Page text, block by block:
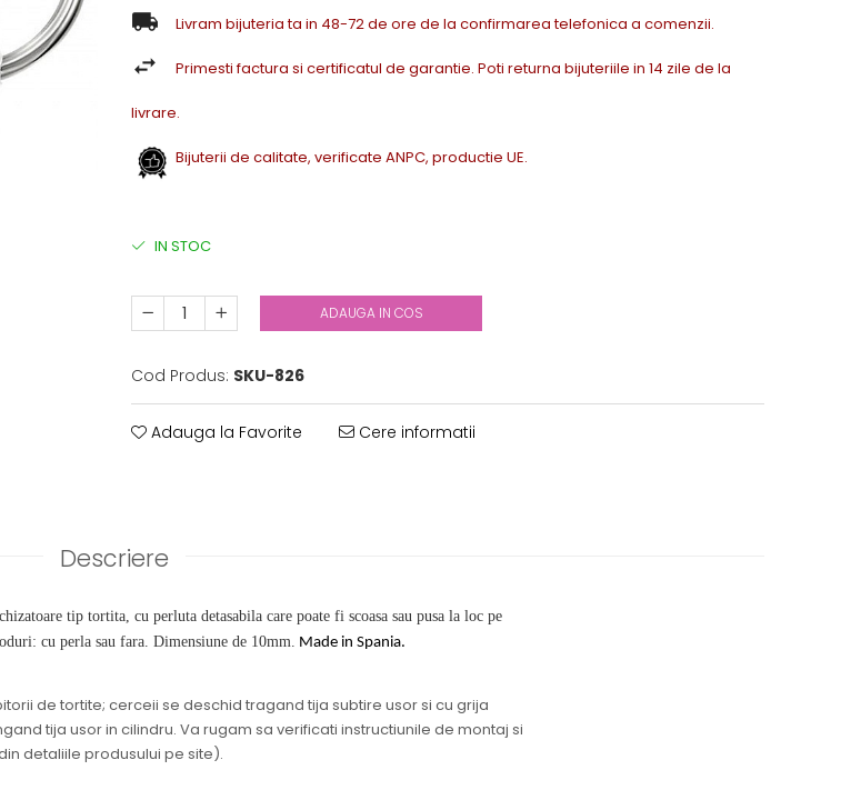
Livram bijuteria ta in 48-72 de ore de la confirmarea telefonica a comenzii.
Primesti factura si certificatul de garantie. Poti returna bijuteriile in 14 zile de la
livrare.
Bijuterii de calitate, verificate ANPC, productie UE.
IN STOC
ADAUGA IN COS
Cod Produs: SKU-826
Adauga la Favorite Cere informatii
Descriere
tip tortita, cu perluta detasabila care poate fi scoasa sau pusa la loc pe
cu perla sau fara. Dimensiune de 10mm. Made in Spania.
de tortite; cerceii se deschid tragand tija subtire usor si cu grija
tija usor in cilindru. Va rugam sa verificati instructiunile de montaj si
detaliile produsului pe site).